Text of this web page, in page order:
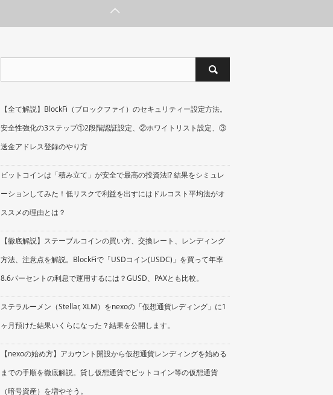
【全て解説】BlockFi（ブロックファイ）のセキュリティー設定方法。
安全性強化の3ステップ①2段階認証設定、②ホワイトリスト設定、③
送金アドレス登録のやり方
ビットコインは「積み立て」が安全で最高の投資法!? 結果をシミュレ
ーションしてみた！低リスクで利益を出すにはドルコスト平均法がオ
ススメの理由とは？
【徹底解説】ステーブルコインの買い方、交換レート、レンディング
方法、注意点を解説。BlockFiで「USDコイン(USDC)」を買って年率
8.6パーセントの利息で運用するには？GUSD、PAXとも比較。
ステラルーメン（Stellar, XLM）をnexoの「仮想通貨レディング」に1
ヶ月預けた結果いくらになった？結果を公開します。
【nexoの始め方】アカウント開設から仮想通貨レンディングを始める
までの手順を徹底解説。貸し仮想通貨でビットコイン等の仮想通貨
（暗号資産）を増やそう。